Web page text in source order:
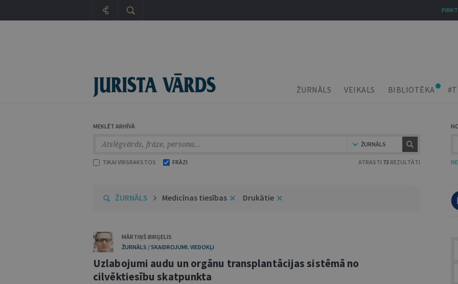
ŽURNĀLS VEIKALS BIBLIOTĒKA
MEKLĒT ARHĪVĀ
ŽURNĀLS
TIKAI VIRSRAKSTOS FRĀZI ATRASTI 73 REZULTĀTI
ŽURNĀLS Medicīnas tiesības Drukātie
MĀRTIŅŠ BIRĢELIS
ŽURNĀLS / SKAIDROJUMI. VIEDOKĻI
Uzlabojumi audu un orgānu transplantācijas sistēmā no
cilvēktiesību skatpunkta
PIRKT